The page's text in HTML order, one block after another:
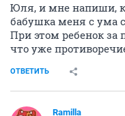
Юля, и мне напиши,
бабушка меня с ума
При этом ребенок за
что уже
ОТВЕТИТЬ
Ramilla